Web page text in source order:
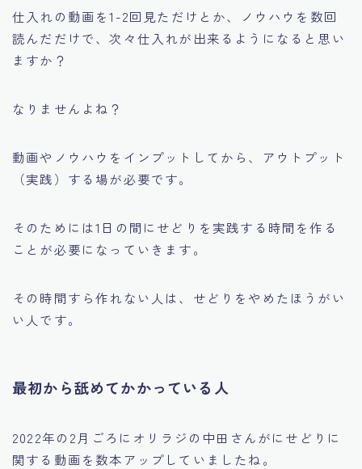
仕入れの動画を1-2回見ただけとか、ノウハウを数回
読んだだけで、次々仕入れが出来るようになると思い
ますか？
なりませんよね？
動画やノウハウをインプットしてから、アウトプット
（実践）する場が必要です。
そのためには1日の間にせどりを実践する時間を作る
ことが必要になっていきます。
その時間すら作れない人は、せどりをやめたほうがい
い人です。
最初から舐めてかかっている人
2022年の2月ごろにオリラジの中田さんがにせどりに
関する動画を数本アップしていましたね。